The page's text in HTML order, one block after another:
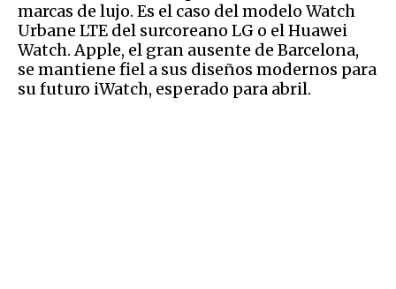
marcas de lujo. Es el caso del modelo Watch
Urbane LTE del surcoreano LG o el Huawei
Watch. Apple, el gran ausente de Barcelona,
se mantiene fiel a sus diseños modernos para
su futuro iWatch, esperado para abril.